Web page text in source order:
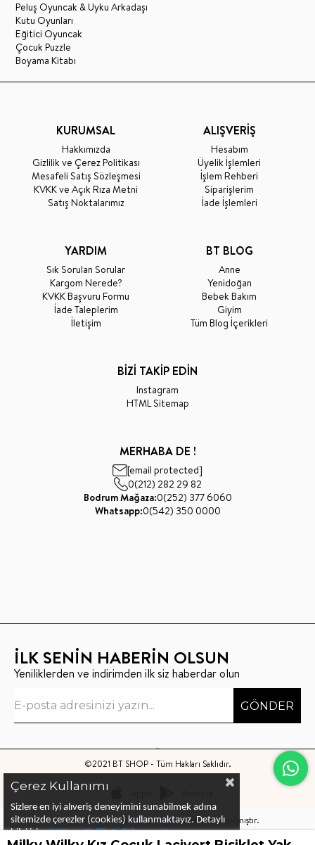
Peluş Oyuncak & Uyku Arkadaşı
Kutu Oyunları
Eğitici Oyuncak
Çocuk Puzzle
Boyama Kitabı
KURUMSAL
Hakkımızda
Gizlilik ve Çerez Politikası
Mesafeli Satış Sözleşmesi
KVKK ve Açık Rıza Metni
Satış Noktalarımız
ALIŞVERİŞ
Hesabım
Üyelik İşlemleri
İşlem Rehberi
Siparişlerim
İade İşlemleri
YARDIM
Sık Sorulan Sorular
Kargom Nerede?
KVKK Başvuru Formu
İade Taleplerim
İletişim
BT BLOG
Anne
Yenidoğan
Bebek Bakım
Giyim
Tüm Blog İçerikleri
BİZİ TAKİP EDİN
Instagram
HTML Sitemap
MERHABA DE !
[email protected]
0(212) 282 29 82
Bodrum Mağaza:0(252) 377 6060
Whatsapp:0(542) 350 0000
İLK SENİN HABERİN OLSUN
Yeniliklerden ve indirimden ilk siz haberdar olun
GÖNDER
©2021 BT SHOP - Tüm Hakları Saklıdır.
Bu sitenin kurulumuKeyo Digitaltarafından yapılmıştır.
Çerez Kullanımı
Sizlere en iyi alıveriş deneyimini sunabilmek adına
sitemizde çerezler (cookies) kullanmaktayız. Detaylı
bilgi için KVKK ve Gizlilik Politikası veÇerez